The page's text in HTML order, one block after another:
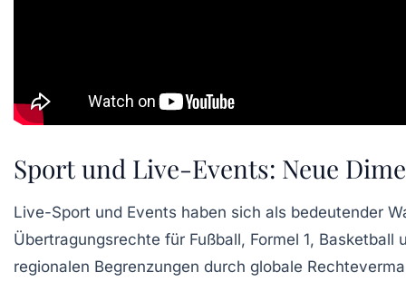
Sport und Live-Events: Neue
Live-Sport und Events haben sich als bedeutender
Übertragungsrechte für Fußball, Formel 1,
regionalen Begrenzungen durch globale